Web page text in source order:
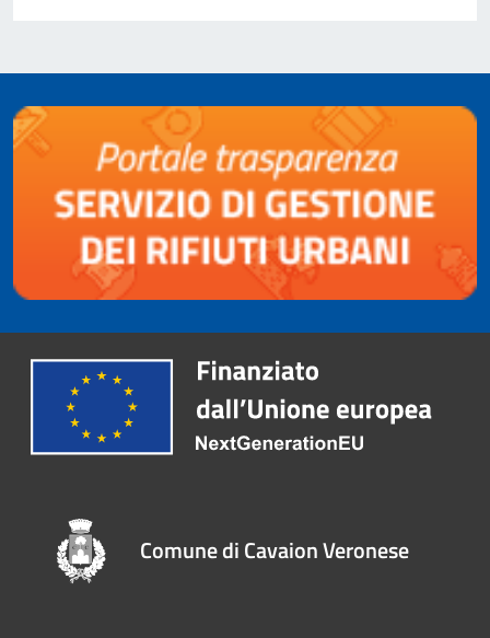
Comune di Cavaion Veronese